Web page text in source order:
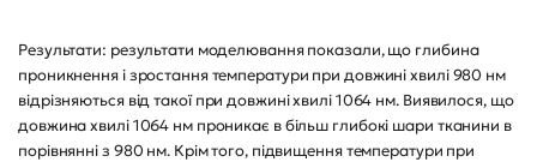
Результати: результати моделювання показали, що глибина
проникнення і зростання температури при довжині хвилі 980 нм
відрізняються від такої при довжині хвилі 1064 нм. Виявилося, що
довжина хвилі 1064 нм проникає в більш глибокі шари тканини в
порівнянні з 980 нм. Крім того, підвищення температури при